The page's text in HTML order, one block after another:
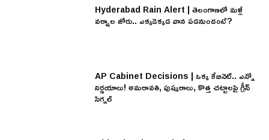
Hyderabad Rain Alert | తెలంగాణలో మళ్లీ
వర్షాల జోరు.. ఎక్కడెక్కడ వాన పడనుందంటే?
AP Cabinet Decisions | ఒక్క కేబినెట్.. ఎన్నో
నిర్ణయాలు! అమరావతి, పుష్కరాలు, కొత్త చట్టాలపై గ్రీన్
సిగ్నల్